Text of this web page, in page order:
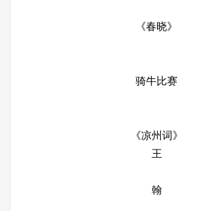
《春晓》
骑牛比赛
《凉州词》
王
翰